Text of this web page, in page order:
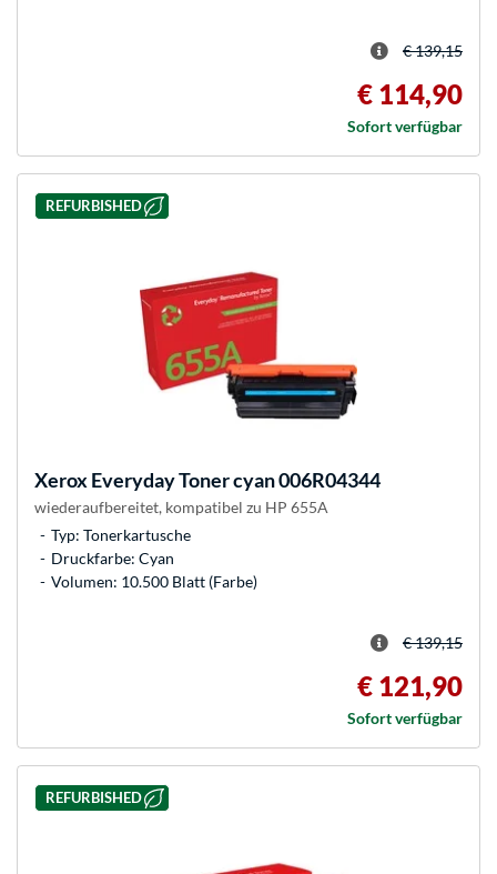
€ 139,15
€ 114,90
Sofort verfügbar
REFURBISHED
XeroxEveryday Toner cyan 006R04344
wiederaufbereitet, kompatibel zu HP 655A
Typ: Tonerkartusche
Druckfarbe: Cyan
Volumen: 10.500 Blatt (Farbe)
€ 139,15
€ 121,90
Sofort verfügbar
REFURBISHED